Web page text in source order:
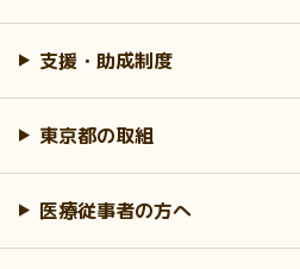
支援・助成制度
東京都の取組
医療従事者の方へ